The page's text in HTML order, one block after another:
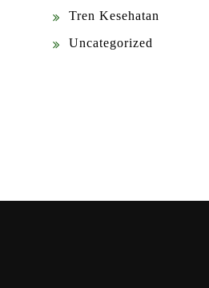
Tren Kesehatan
Uncategorized